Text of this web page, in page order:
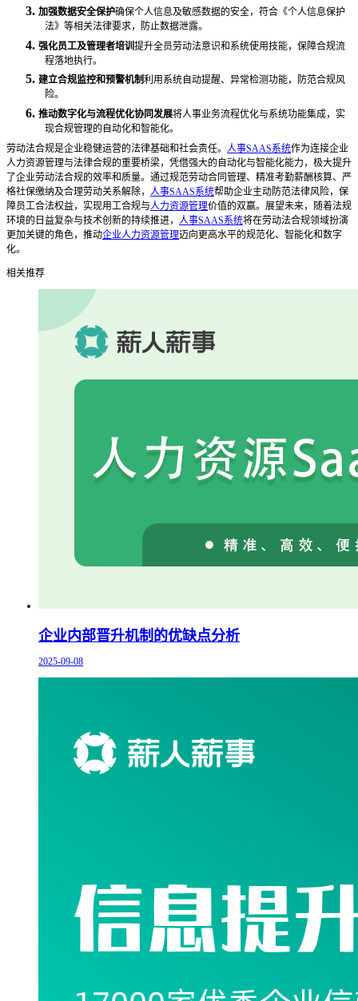
3. 加强数据安全保护确保个人信息及敏感数据的安全，符合《个人信息保护
法》等相关法律要求，防止数据泄露。
4. 强化员工及管理者培训 提升全员劳动法意识和系统使用技能，保障合规流
程落地执行。
5. 建立合规监控和预警机制利用系统自动提醒、异常检测功能，防范合规风
险。
6. 推动数字化与流程优化协同发展将人事业务流程优化与系统功能集成，实
现合规管理的自动化和智能化。
劳动法合规是企业稳健运营的法律基础和社会责任。 人事SAAS系统作为连接企业
人力资源管理与法律合规的重要桥梁，凭借强大的自动化与智能化能力，极大提升
了企业劳动法合规的效率和质量。通过规范劳动合同管理、精准考勤薪酬核算、严
格社保缴纳及合理劳动关系解除， 人事SAAS系统帮助企业主动防范法律风险，保
障员工合法权益，实现用工合规与人力资源管理价值的双赢。展望未来，随着法规
环境的日益复杂与技术创新的持续推进， 人事SAAS系统将在劳动法合规领域扮演
更加关键的角色，推动企业人力资源管理迈向更高水平的规范化、智能化和数字
化。
相关推荐
企业内部晋升机制的优缺点分析
2025-09-08